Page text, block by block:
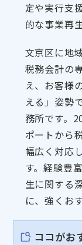
定や実行支
的な事業再
文京区に地
税務会計の
え、お客様
える」姿勢
務所です。
ポートから
幅広く対応
す。経験豊
生に関する
に、強くお
ココがお